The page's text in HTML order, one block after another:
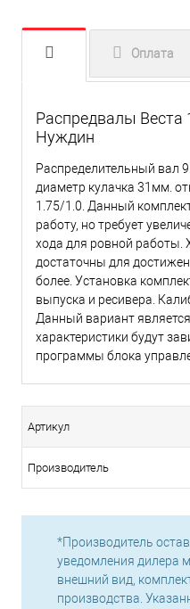
Оплата
Распредвалы Веста
Нуждин
Распределительный вал
диаметр кулачка 31мм.
1.75/1.0. Данный
работу, но требует
хода для ровной работы.
достаточны для
более. Установка
выпуска и ресивера.
Данный вариант
характеристики будут
программы блока
Артикул
Производитель
*Производитель
уведомления дилера
внешний вид,
производства.